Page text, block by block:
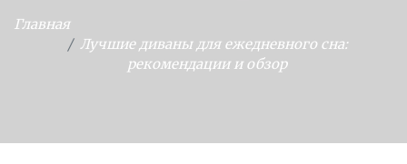
Главная
Лучшие диваны для ежедневного сна:
рекомендации и обзор